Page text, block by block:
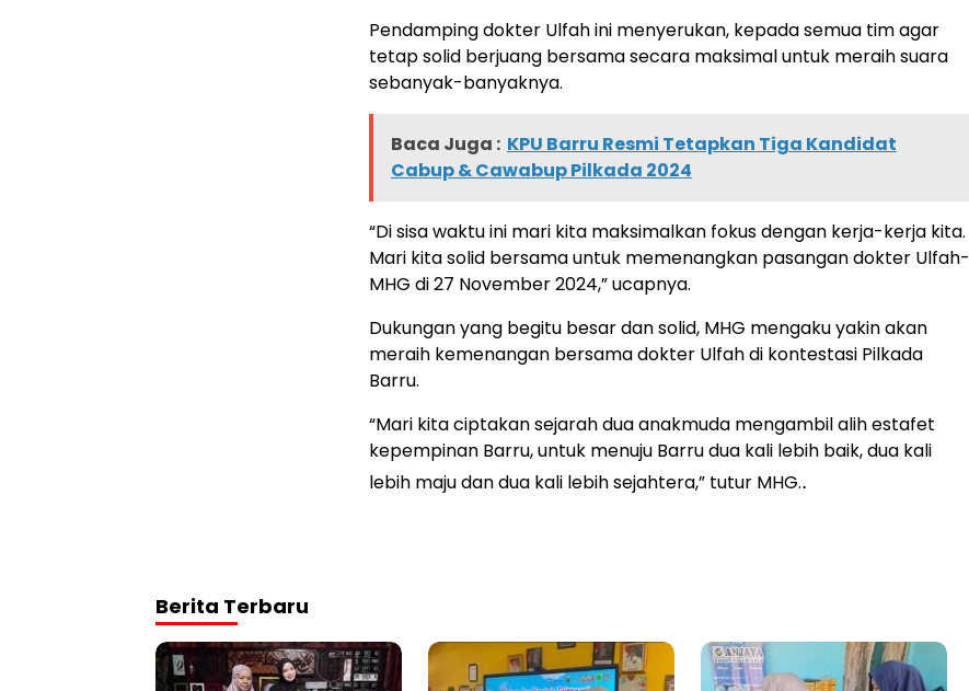
Pendamping dokter Ulfah ini menyerukan, kepada semua tim agar
tetap solid berjuang bersama secara maksimal untuk meraih suara
sebanyak-banyaknya.
Baca Juga : KPU Barru Resmi Tetapkan Tiga Kandidat
Cabup & Cawabup Pilkada 2024
“Di sisa waktu ini mari kita maksimalkan fokus dengan kerja-kerja kita.
Mari kita solid bersama untuk memenangkan pasangan dokter Ulfah-
MHG di 27 November 2024,” ucapnya.
Dukungan yang begitu besar dan solid, MHG mengaku yakin akan
meraih kemenangan bersama dokter Ulfah di kontestasi Pilkada
Barru.
“Mari kita ciptakan sejarah dua anakmuda mengambil alih estafet
kepempinan Barru, untuk menuju Barru dua kali lebih baik, dua kali
lebih maju dan dua kali lebih sejahtera,” tutur MHG..
Berita Terbaru